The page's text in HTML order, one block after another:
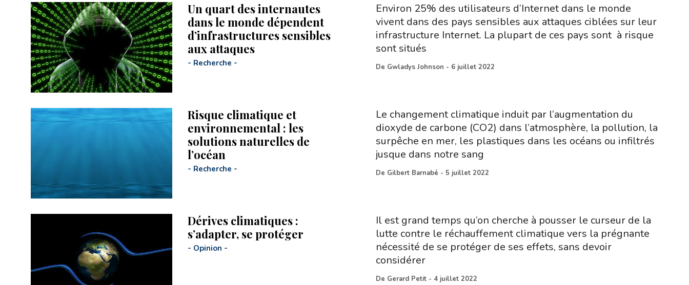
Un quart des internautes
dans le monde dépendent
d’infrastructures sensibles
aux attaques
- Recherche -
Environ 25% des utilisateurs d’Internet dans le monde
vivent dans des pays sensibles aux attaques ciblées sur leur
infrastructure Internet. La plupart de ces pays sont à risque
sont situés
De Gwladys Johnson - 6 juillet 2022
Risque climatique et
environnemental : les
solutions naturelles de
l’océan
- Recherche -
Le changement climatique induit par l’augmentation du
dioxyde de carbone (CO2) dans l’atmosphère, la pollution, la
surpêche en mer, les plastiques dans les océans ou infiltrés
jusque dans notre sang
De Gilbert Barnabé - 5 juillet 2022
Dérives climatiques :
s’adapter, se protéger
- Opinion -
Il est grand temps qu’on cherche à pousser le curseur de la
lutte contre le réchauffement climatique vers la prégnante
nécessité de se protéger de ses effets, sans devoir
considérer
De Gerard Petit - 4 juillet 2022